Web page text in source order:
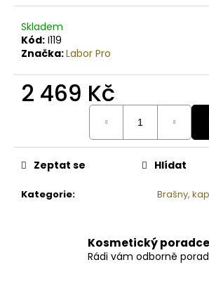
Skladem
Kód: I119
Značka:Labor Pro
2 469 Kč
Kategorie: Brašny,
Zeptat se Hlídat
Kosmetický poradce
Rádi vám odborně
SIMONA
BANÁN
ORGANICKÉ
RUČNĚ
VYRÁBĚNÉ
MÁSLO
200ML